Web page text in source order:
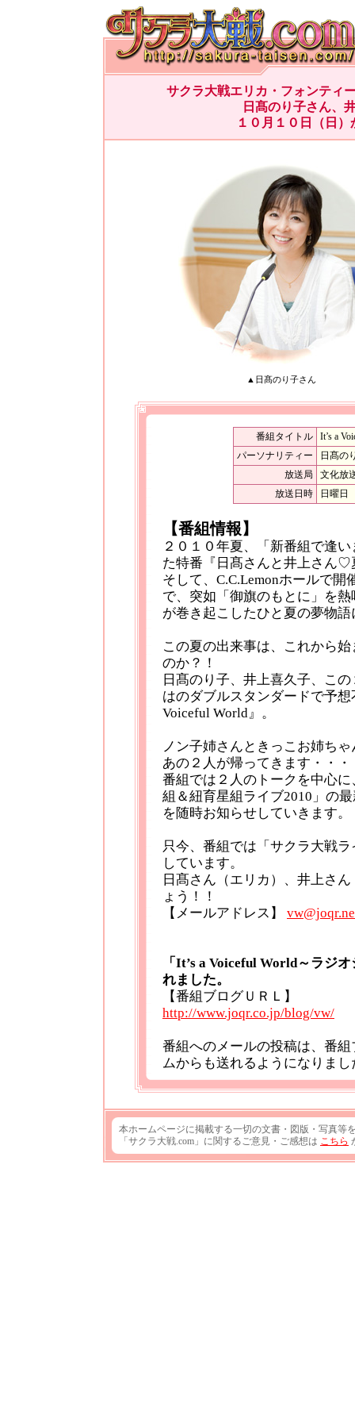
サクラ大戦エリカ・フォンティ
日髙のり子さん、
１０月１０日（日
▲日髙のり子さん
番組タイトル
It’s a
パーソナリティー
日髙の
放送局
文化放
放送日時
日曜日
【番組情報】
２０１０年夏、「新番組で逢
た特番『日髙さんと井上さん
そして、C.C.Lemonホールで開
で、突如「御旗のもとに」を
が巻き起こしたひと夏の夢物
この夏の出来事は、これから
のか？！
日髙のり子、井上喜久子、こ
はのダブルスタンダードで予
Voiceful World』。
ノン子姉さんときっこお姉ち
あの２人が帰ってきます・・・
番組では２人のトークを中心
組＆紐育星組ライブ2010」の
を随時お知らせしていきます。
只今、番組では「サクラ大戦
しています。
日髙さん（エリカ）、井上さ
ょう！！
【メールアドレス】
「It’s a Voiceful World～ラジ
れました。
【番組ブログＵＲＬ】
http://www.joqr.co.jp/blog/vw/
番組へのメールの投稿は、番
ムからも送れるようになりまし
本ホームページに掲載する一切の文書・図版・写真等
「サクラ大戦.com」に関するご意見・ご感想は こちら